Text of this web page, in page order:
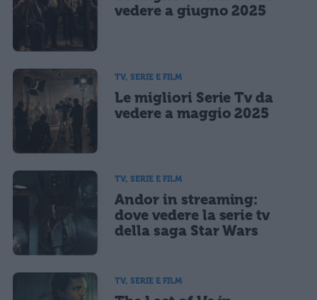
CONFERMA E PUBBLICAvedere a giugno 2025
TV, SERIE E FILM
Le migliori Serie Tv da
vedere a maggio 2025
TV, SERIE E FILM
Andor in streaming:
dove vedere la serie tv
della saga Star Wars
TV, SERIE E FILM